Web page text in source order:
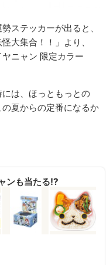
ステッカーが出ると、
大集合！！」より、
ヤニャン 限定カラー
は、ほっともっとの
の夏からの定番になるか
ンも当たる!?